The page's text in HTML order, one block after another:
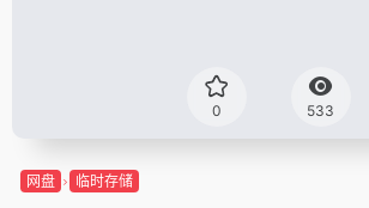
0 533
网盘 临时存储